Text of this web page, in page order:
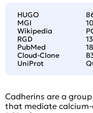
HUGO
MGI
Wikipedia
RGD
PubMed
Cloud-Clone
UniProt
Cadherins are a
that mediate